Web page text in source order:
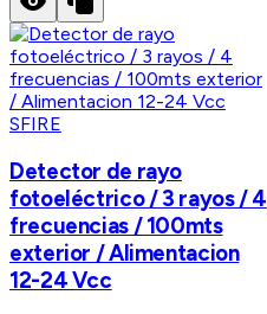
SFIRE
Detector de rayo
fotoeléctrico / 3 rayos / 4
frecuencias / 100mts
exterior / Alimentacion
12-24 Vcc